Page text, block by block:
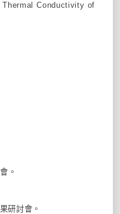
Conductivity of
。
研討會。